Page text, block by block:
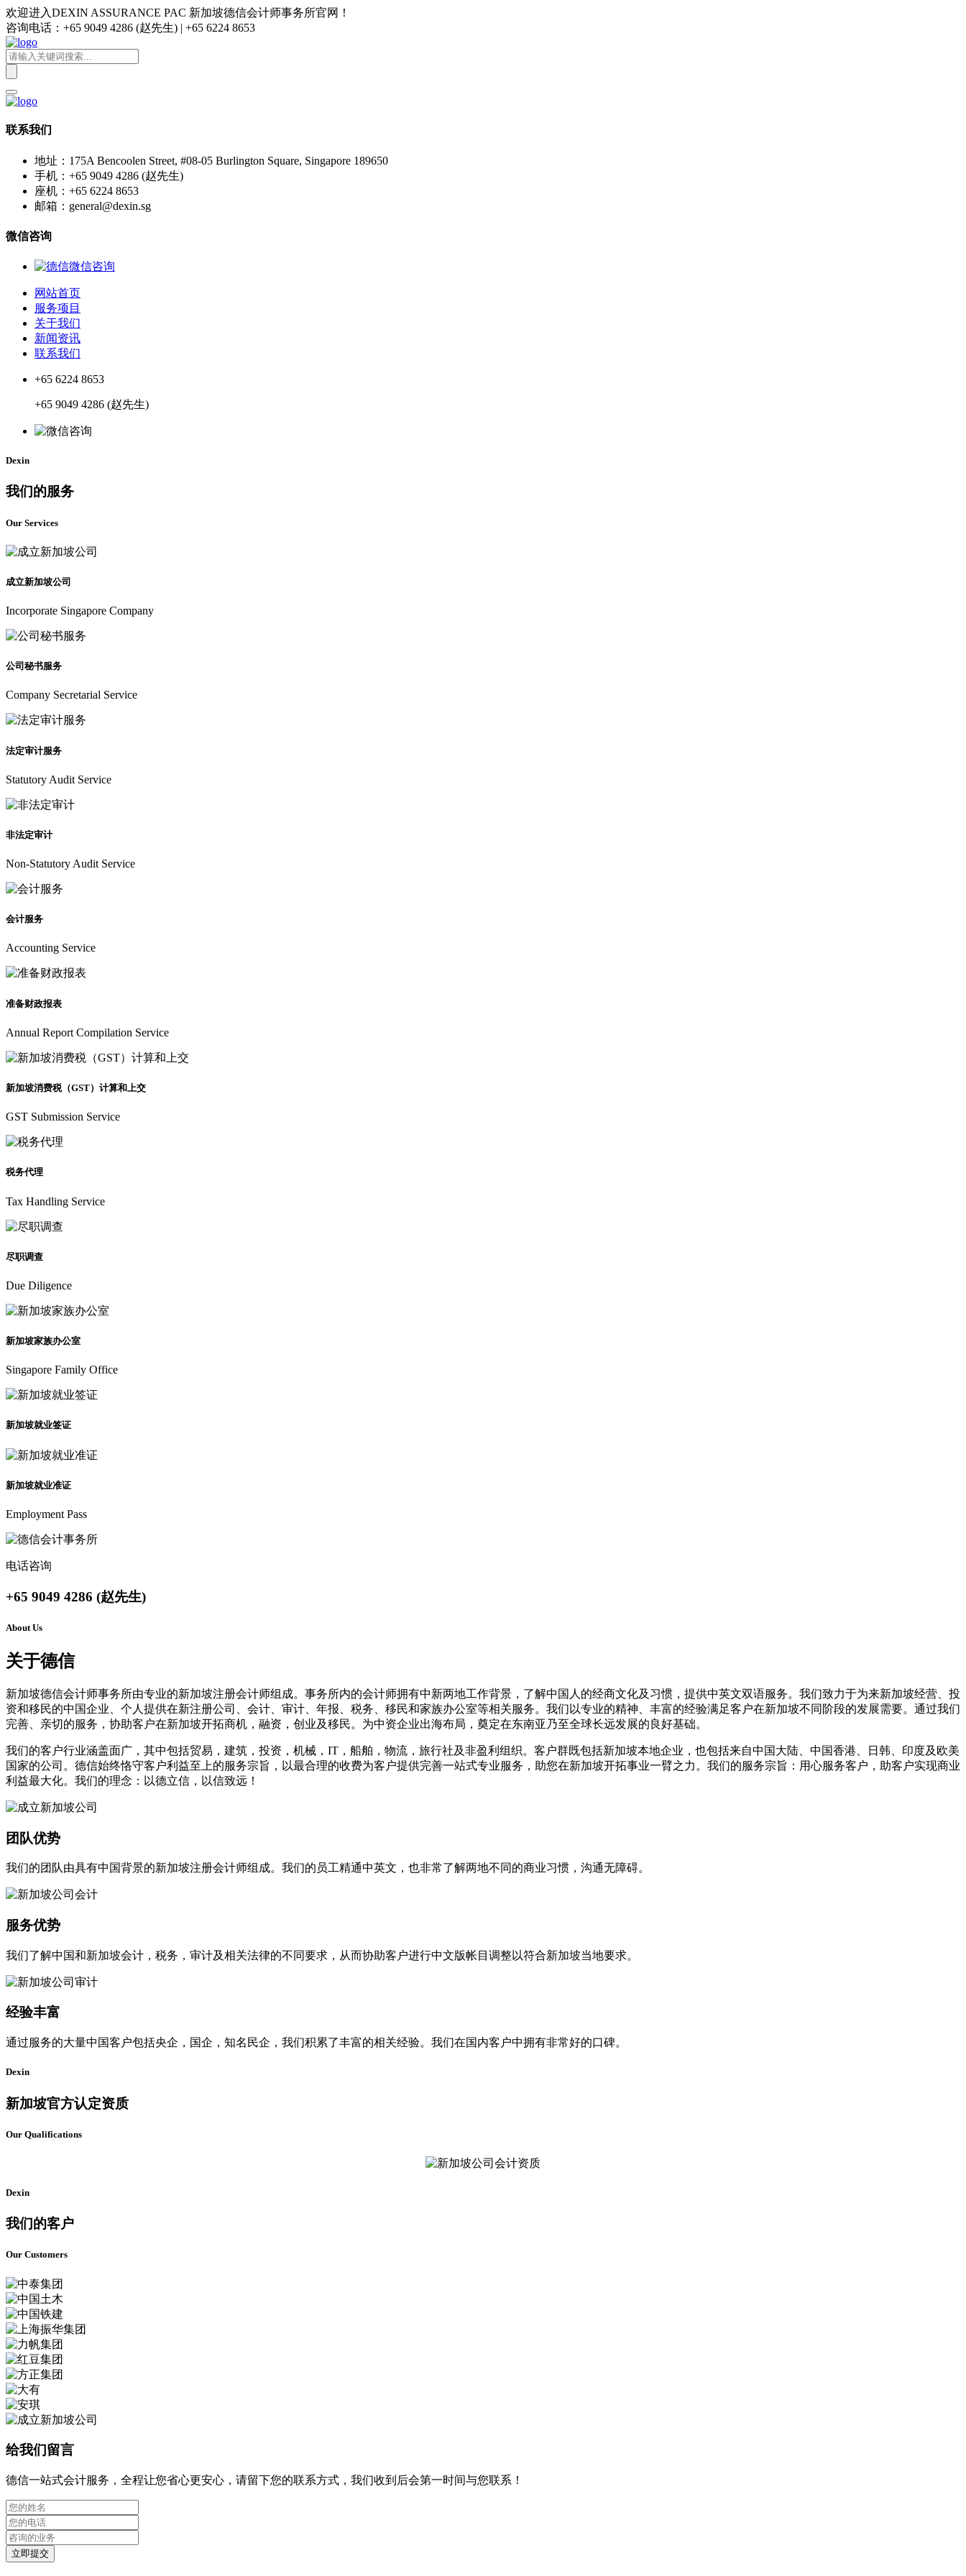
欢迎进入DEXIN ASSURANCE PAC 新加坡德信会计师事务所官网！
咨询电话：+65 9049 4286 (赵先生) | +65 6224 8653
联系我们
地址：175A Bencoolen Street, #08-05 Burlington Square, Singapore 189650
手机：+65 9049 4286 (赵先生)
座机：+65 6224 8653
邮箱：general@dexin.sg
微信咨询
网站首页
服务项目
关于我们
新闻资讯
联系我们
+65 6224 8653
+65 9049 4286 (赵先生)
Dexin
我们的服务
Our Services
成立新加坡公司
Incorporate Singapore Company
公司秘书服务
Company Secretarial Service
法定审计服务
Statutory Audit Service
非法定审计
Non-Statutory Audit Service
会计服务
Accounting Service
准备财政报表
Annual Report Compilation Service
新加坡消费税（GST）计算和上交
GST Submission Service
税务代理
Tax Handling Service
尽职调查
Due Diligence
新加坡家族办公室
Singapore Family Office
新加坡就业签证
新加坡就业准证
Employment Pass
电话咨询
+65 9049 4286 (赵先生)
About Us
关于德信
新加坡德信会计师事务所由专业的新加坡注册会计师组成。事务所内的会计师拥有中新两地工作背景，了解中国人的经商文化及习惯，提供中英文双语服务。我们致力于为来新加坡经营、投
资和移民的中国企业、个人提供在新注册公司、会计、审计、年报、税务、移民和家族办公室等相关服务。我们以专业的精神、丰富的经验满足客户在新加坡不同阶段的发展需要。通过我们
完善、亲切的服务，协助客户在新加坡开拓商机，融资，创业及移民。为中资企业出海布局，奠定在东南亚乃至全球长远发展的良好基础。
我们的客户行业涵盖面广，其中包括贸易，建筑，投资，机械，IT，船舶，物流，旅行社及非盈利组织。客户群既包括新加坡本地企业，也包括来自中国大陆、中国香港、日韩、印度及欧美
国家的公司。德信始终恪守客户利益至上的服务宗旨，以最合理的收费为客户提供完善一站式专业服务，助您在新加坡开拓事业一臂之力。我们的服务宗旨：用心服务客户，助客户实现商业
利益最大化。我们的理念：以德立信，以信致远！
团队优势
我们的团队由具有中国背景的新加坡注册会计师组成。我们的员工精通中英文，也非常了解两地不同的商业习惯，沟通无障碍。
服务优势
我们了解中国和新加坡会计，税务，审计及相关法律的不同要求，从而协助客户进行中文版帐目调整以符合新加坡当地要求。
经验丰富
通过服务的大量中国客户包括央企，国企，知名民企，我们积累了丰富的相关经验。我们在国内客户中拥有非常好的口碑。
Dexin
新加坡官方认定资质
Our Qualifications
Dexin
我们的客户
Our Customers
给我们留言
德信一站式会计服务，全程让您省心更安心，请留下您的联系方式，我们收到后会第一时间与您联系！
立即提交